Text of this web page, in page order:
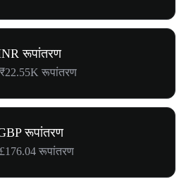
रूपांतरण
रूपांतरण
रूपांतरण
रूपांतरण